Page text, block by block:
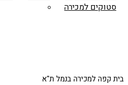
סטוקים למכירה
בית קפה למכירה בנמל ת"א